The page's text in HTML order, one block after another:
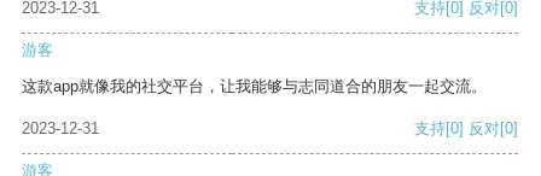
2023-12-31 支持[0] 反对[0]
游客
这款app就像我的社交平台，让我能够与志同道合的朋友一起交流。
2023-12-31 支持[0] 反对[0]
游客